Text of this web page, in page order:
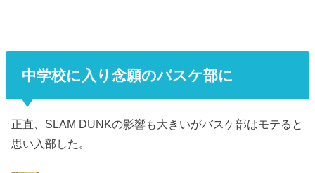
中学校に入り念願のバスケ部に
正直、SLAM DUNKの影響も大きいがバスケ部はモテると
思い入部した。